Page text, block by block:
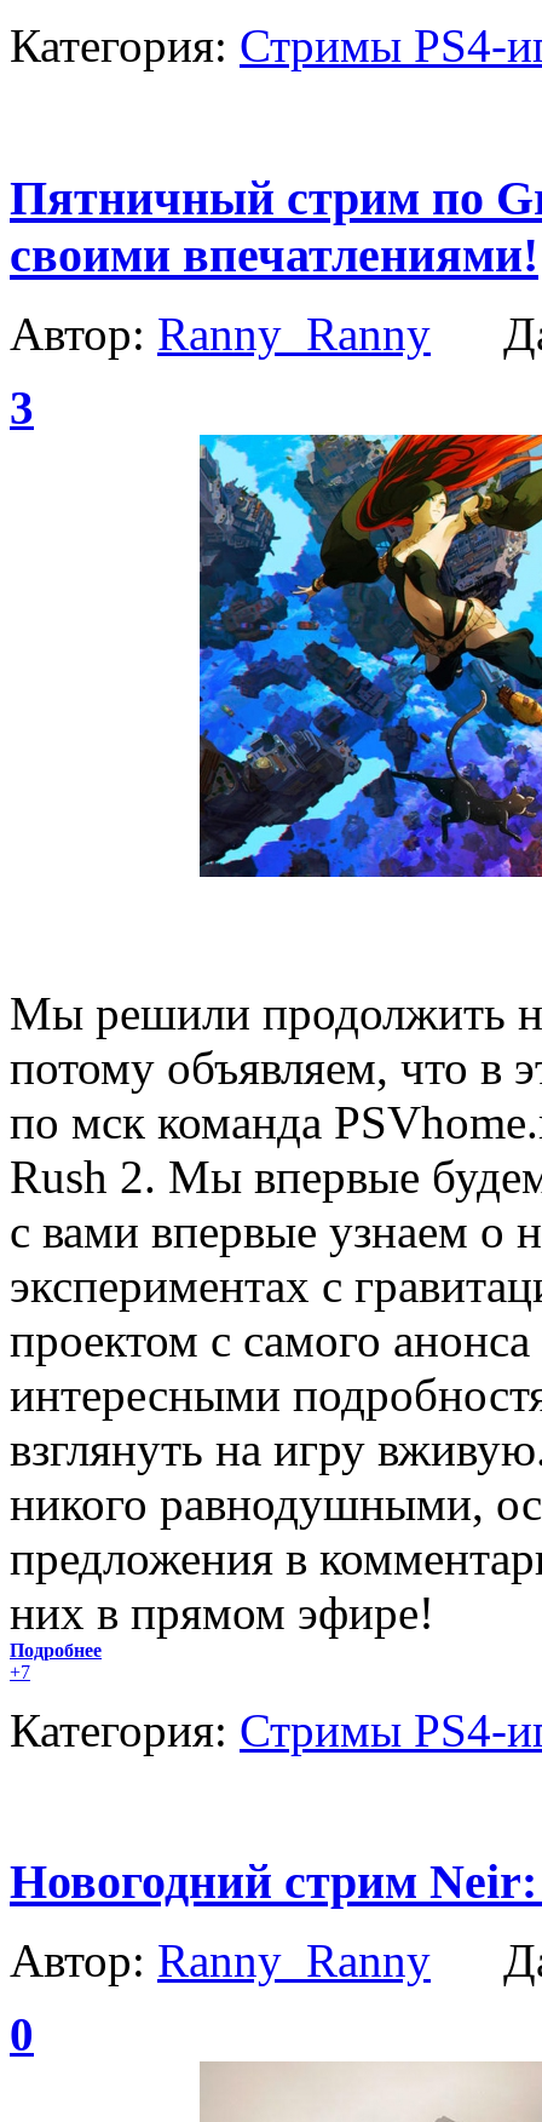
Категория: Стримы PS4-
Пятничный стрим по
своими впечатлениями!
Автор: Ranny_Ranny
3
Мы решили продолжить
потому объявляем, что в
по мск команда
Rush 2. Мы впервые
с вами впервые узнаем о
экспериментах с
проектом с самого
интересными
взглянуть на игру
никого равнодушными,
предложения в
них в прямом эфире!
Подробнее
+7
Категория: Стримы PS4-
Новогодний стрим
Автор: Ranny_Ranny
0